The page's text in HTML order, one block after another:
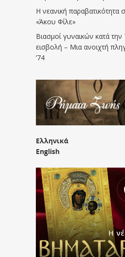
Η νεανική παραβατικότητα
«Άκου Φίλε»
Βιασμοί γυναικών κατά την
εισβολή – Μια ανοιχτή
’74
Ελληνικά
English